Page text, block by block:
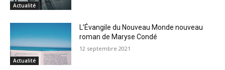
Actualité
Actualité
L’Évangile du Nouveau Monde nouveau
roman de Maryse Condé
12 septembre 2021